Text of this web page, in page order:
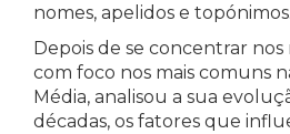
nomes, apelidos e topónimos.
Depois de se concentrar nos
com foco nos mais comuns
Média, analisou a sua
décadas, os fatores que